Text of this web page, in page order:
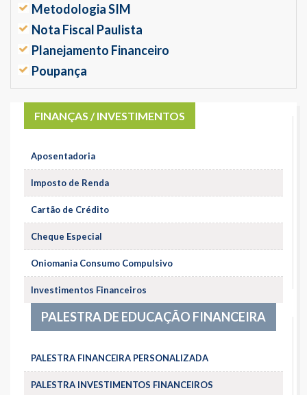
Metodologia SIM
Nota Fiscal Paulista
Planejamento Financeiro
Poupança
FINANÇAS / INVESTIMENTOS
Aposentadoria
Imposto de Renda
Cartão de Crédito
Cheque Especial
Oniomania Consumo Compulsivo
Investimentos Financeiros
PALESTRA DE EDUCAÇÃO FINANCEIRA
PALESTRA FINANCEIRA PERSONALIZADA
PALESTRA INVESTIMENTOS FINANCEIROS